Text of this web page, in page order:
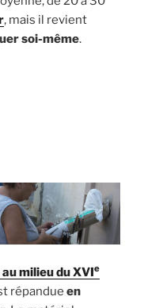
, mais il revient
soi-même.
milieu du XVIe
répandue en